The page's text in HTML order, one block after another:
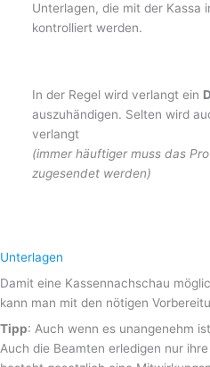
Unterlagen, die mit der Kassa
kontrolliert werden.
In der Regel wird verlangt ein
auszuhändigen. Selten wird
verlangt
(immer häuftiger muss das
zugesendet werden)
Unterlagen
Damit eine Kassennachschau
kann man mit den nötigen
Tipp: Auch wenn es unangenehm
Auch die Beamten erledigen nur